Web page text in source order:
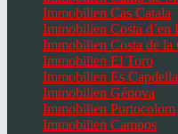
Immobilien Cas Catala
Immobilien Costa d’en
Immobilien Costa de la
Immobilien El Toro
Immobilien Es Capdella
Immobilien Génova
Immobilien Portocolom
Immobilien Campos